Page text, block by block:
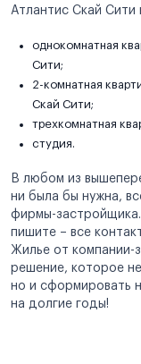
Атлантис Скай Сити
однокомнатная
Сити;
2-комнатная
Скай Сити;
трехкомнатная
студия.
В любом из
ни была бы нужна,
фирмы-
пишите – все
Жилье от компании-
решение, которое
но и сформировать
на долгие годы!